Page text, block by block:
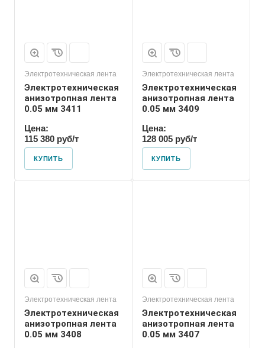
Электротехническая лента
Электротехническая
анизотропная лента
0.05 мм 3411
Цена:
115 380 руб/т
КУПИТЬ
Электротехническая лента
Электротехническая
анизотропная лента
0.05 мм 3409
Цена:
128 005 руб/т
КУПИТЬ
Электротехническая лента
Электротехническая
анизотропная лента
0.05 мм 3408
Электротехническая лента
Электротехническая
анизотропная лента
0.05 мм 3407